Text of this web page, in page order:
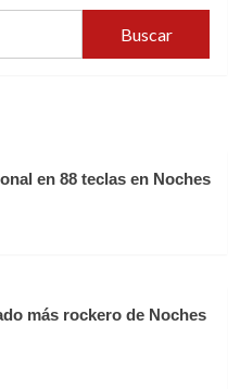
en 88 teclas en Noches
más rockero de Noches